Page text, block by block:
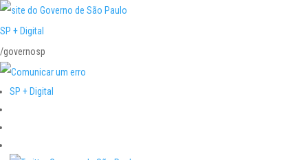
SP + Digital
/governosp
SP + Digital